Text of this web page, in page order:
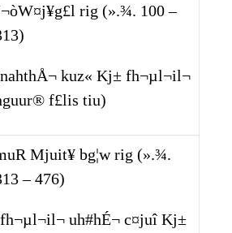
rig (».¾. 100 –
kuz« Kj± fh¬µl¬il¬
f£lis tiu)
Mjuit¥ bg¦w rig (».¾.
– 476)
uh#hÉ¬ c¤juî Kj±